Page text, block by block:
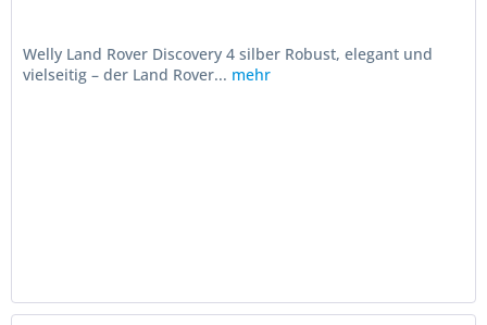
Welly Land Rover Discovery 4 silber Robust, elegant und
vielseitig – der Land Rover... mehr